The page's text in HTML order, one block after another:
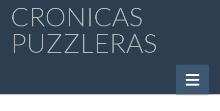
CRONICAS
PUZZLERAS